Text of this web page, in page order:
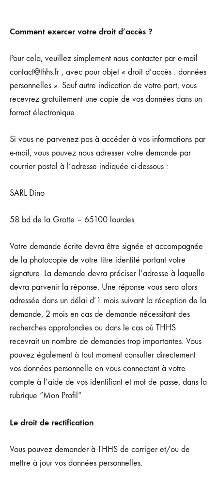
Comment exercer votre droit d’accès ?
Pour cela, veuillez simplement nous contacter par e-mail
contact@thhs.fr , avec pour objet « droit d’accès : données
personnelles ». Sauf autre indication de votre part, vous
recevrez gratuitement une copie de vos données dans un
format électronique.
Si vous ne parvenez pas à accéder à vos informations par
e-mail, vous pouvez nous adresser votre demande par
courrier postal à l’adresse indiquée ci-dessous :
SARL Dino
58 bd de la Grotte – 65100 lourdes
Votre demande écrite devra être signée et accompagnée
de la photocopie de votre titre identité portant votre
signature. La demande devra préciser l’adresse à laquelle
devra parvenir la réponse. Une réponse vous sera alors
adressée dans un délai d’1 mois suivant la réception de la
demande, 2 mois en cas de demande nécessitant des
recherches approfondies ou dans le cas où THHS
recevrait un nombre de demandes trop importantes. Vous
pouvez également à tout moment consulter directement
vos données personnelle en vous connectant à votre
compte à l’aide de vos identifiant et mot de passe, dans la
rubrique “Mon Profil”
Le droit de rectification
Vous pouvez demander à THHS de corriger et/ou de
mettre à jour vos données personnelles.